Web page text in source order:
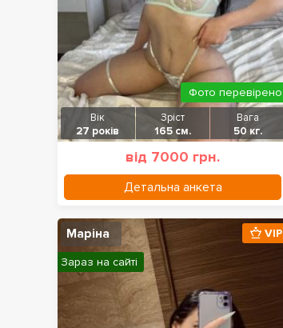
Вік
27 років
Зріст
165 см.
Вага
50 кг.
від 7000 грн.
Детальна анкета
Фото перевірено
Маріна VIP
Зараз на сайті